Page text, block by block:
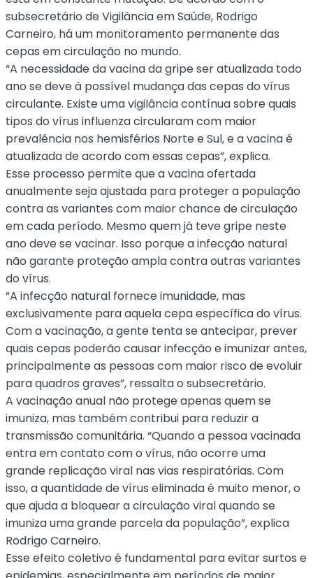
subsecretário de Vigilância em Saúde, Rodrigo
Carneiro, há um monitoramento permanente das
cepas em circulação no mundo.
“A necessidade da vacina da gripe ser atualizada todo
ano se deve à possível mudança das cepas do vírus
circulante. Existe uma vigilância contínua sobre quais
tipos do vírus influenza circularam com maior
prevalência nos hemisférios Norte e Sul, e a vacina é
atualizada de acordo com essas cepas”, explica.
Esse processo permite que a vacina ofertada
anualmente seja ajustada para proteger a população
contra as variantes com maior chance de circulação
em cada período. Mesmo quem já teve gripe neste
ano deve se vacinar. Isso porque a infecção natural
não garante proteção ampla contra outras variantes
do vírus.
“A infecção natural fornece imunidade, mas
exclusivamente para aquela cepa específica do vírus.
Com a vacinação, a gente tenta se antecipar, prever
quais cepas poderão causar infecção e imunizar antes,
principalmente as pessoas com maior risco de evoluir
para quadros graves”, ressalta o subsecretário.
A vacinação anual não protege apenas quem se
imuniza, mas também contribui para reduzir a
transmissão comunitária. “Quando a pessoa vacinada
entra em contato com o vírus, não ocorre uma
grande replicação viral nas vias respiratórias. Com
isso, a quantidade de vírus eliminada é muito menor, o
que ajuda a bloquear a circulação viral quando se
imuniza uma grande parcela da população”, explica
Rodrigo Carneiro.
Esse efeito coletivo é fundamental para evitar surtos e